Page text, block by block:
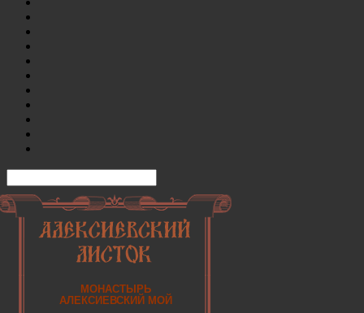
МОНАСТЫРЬ
АЛЕКСИЕВСКИЙ МОЙ